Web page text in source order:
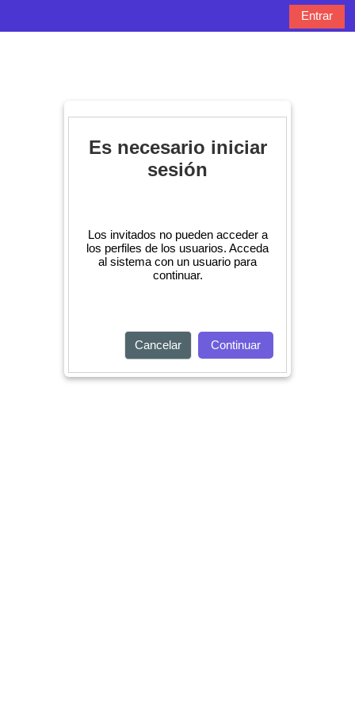
Entrar
Es necesario iniciar
sesión
Los invitados no pueden acceder a
los perfiles de los usuarios. Acceda
al sistema con un usuario para
continuar.
Cancelar Continuar